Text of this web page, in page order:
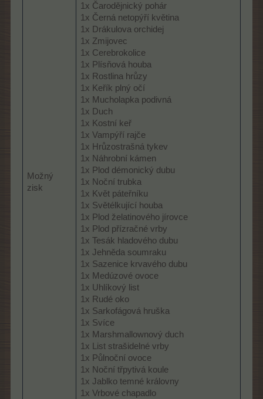
Možný
zisk
1x Čarodějnický pohár
1x Černá netopýří květina
1x Drákulova orchidej
1x Zmijovec
1x Cerebrokolice
1x Plísňová houba
1x Rostlina hrůzy
1x Keřík plný očí
1x Mucholapka podivná
1x Duch
1x Kostní keř
1x Vampýří rajče
1x Hrůzostrašná tykev
1x Náhrobní kámen
1x Plod démonický dubu
1x Noční trubka
1x Květ páteřníku
1x Světélkující houba
1x Plod želatinového jírovce
1x Plod přízračné vrby
1x Tesák hladového dubu
1x Jehněda soumraku
1x Sazenice krvavého dubu
1x Medúzové ovoce
1x Uhlíkový list
1x Rudé oko
1x Sarkofágová hruška
1x Svíce
1x Marshmallownový duch
1x List strašidelné vrby
1x Půlnoční ovoce
1x Noční třpytivá koule
1x Jablko temné královny
1x Vrbové chapadlo